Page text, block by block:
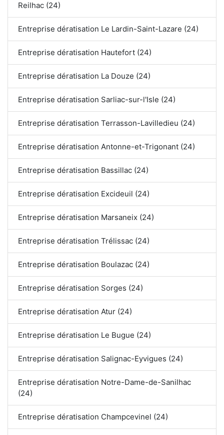
Reilhac (24)
Entreprise dératisation Le Lardin-Saint-Lazare (24)
Entreprise dératisation Hautefort (24)
Entreprise dératisation La Douze (24)
Entreprise dératisation Sarliac-sur-l'Isle (24)
Entreprise dératisation Terrasson-Lavilledieu (24)
Entreprise dératisation Antonne-et-Trigonant (24)
Entreprise dératisation Bassillac (24)
Entreprise dératisation Excideuil (24)
Entreprise dératisation Marsaneix (24)
Entreprise dératisation Trélissac (24)
Entreprise dératisation Boulazac (24)
Entreprise dératisation Sorges (24)
Entreprise dératisation Atur (24)
Entreprise dératisation Le Bugue (24)
Entreprise dératisation Salignac-Eyvigues (24)
Entreprise dératisation Notre-Dame-de-Sanilhac
(24)
Entreprise dératisation Champcevinel (24)